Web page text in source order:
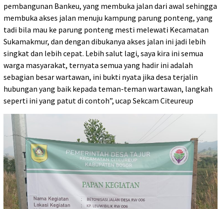
pembangunan Bankeu, yang membuka jalan dari awal sehingga
membuka akses jalan menuju kampung parung ponteng, yang
tadi bila mau ke parung ponteng mesti melewati Kecamatan
Sukamakmur, dan dengan dibukanya akses jalan ini jadi lebih
singkat dan lebih cepat. Lebih salut lagi, saya kira ini semua
warga masyarakat, ternyata semua yang hadir ini adalah
sebagian besar wartawan, ini bukti nyata jika desa terjalin
hubungan yang baik kepada teman-teman wartawan, langkah
seperti ini yang patut di contoh”, ucap Sekcam Citeureup